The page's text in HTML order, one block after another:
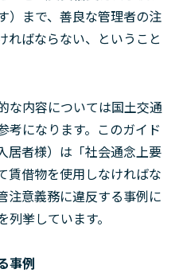
）まで、善良な管理者の注
ればならない、ということ
な内容については国土交通
考になります。このガイド
居者様）は「社会通念上要
賃借物を使用しなければな
注意義務に違反する事例に
挙しています。
事例